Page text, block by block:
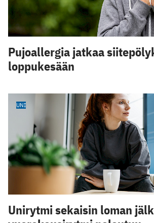
Pujoallergia jatkaa
loppukesään
UNI
Unirytmi sekaisin loman